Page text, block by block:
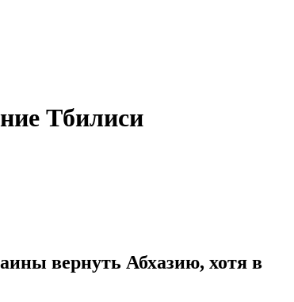
Тбилиси
вернуть Абхазию, хотя в